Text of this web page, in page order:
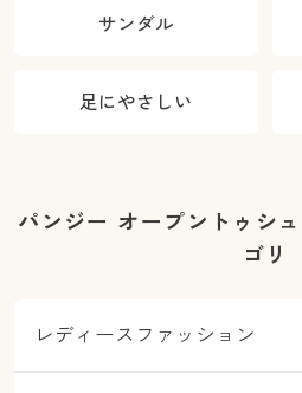
サンダル
足にやさしい
パンジー オープントゥシ
ゴリ
レディースファッション